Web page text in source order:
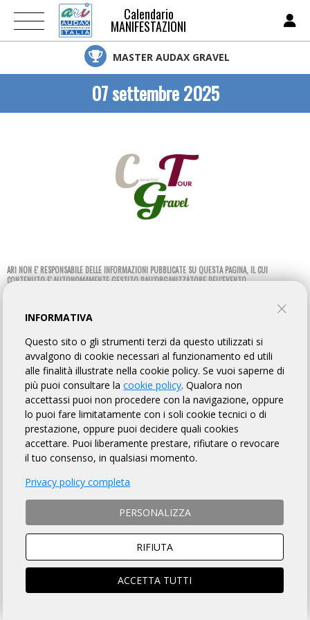
Calendario
MANIFESTAZIONI
MASTER AUDAX GRAVEL
07 settembre 2025
ARI NON E' RESPONSABILE DELLE INFORMAZIONI PUBBLICATE SU QUESTA PAGINA, IL CUI
CONTENUTO E' AUTONOMAMENTE GESTITO DALL'ORGANIZZATORE DELL'EVENTO.
GRAVEL SUTALATUR BIKE FESTIVAL:
OMOLOGATI
FUORI ONDA BIKE TEAM
TORNA AL BREVETTO
BOR-4359
Acquistapace Lucia
4h 14m
BRONTOLO BIKE, Milano (MI)
BOR-4360
Folli Ivan
4h 15m
Randagi prealpini ASD, Milano (MI)
Lavazza Claudia
4h 14m
Randagi prealpini ASD, Milano (MI)
Olmo Marco
INFORMATIVA
Questo sito o gli strumenti terzi da questo utilizzati si
avvalgono di cookie necessari al funzionamento ed utili
alle finalità illustrate nella cookie policy. Se vuoi saperne di
più puoi consultare lacookie policy. Qualora non
accettassi puoi non procedere con la navigazione, oppure
lo puoi fare limitatamente con i soli cookie tecnici o di
prestazione, oppure puoi decidere quali cookies
accettare. Puoi liberamente prestare, rifiutare o revocare
il tuo consenso, in qualsiasi momento.
Privacy policy completa
PERSONALIZZA
RIFIUTA
ACCETTA TUTTI